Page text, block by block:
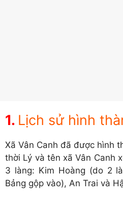
Lịch sử hình
Xã Vân Canh đã được hình
thời Lý và tên xã Vân Canh
3 làng: Kim Hoàng (do 2
Bảng gộp vào), An Trai và